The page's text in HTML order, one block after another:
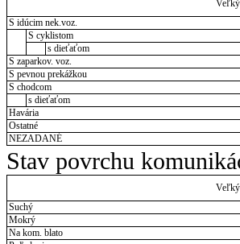
S idúcim nek.voz.
S cyklistom
s dieťaťom
S zaparkov. voz.
S pevnou prekážkou
S chodcom
s dieťaťom
Havária
Ostatné
NEZADANÉ
Stav povrchu
Suchý
Mokrý
Na kom. blato